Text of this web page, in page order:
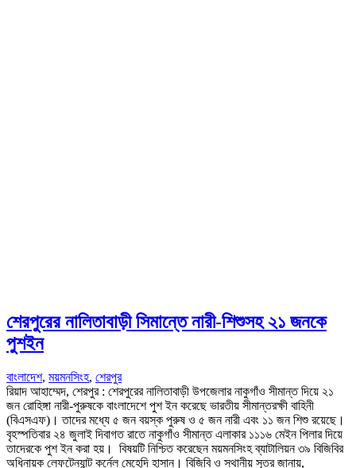
শেরপুরের নালিতাবাড়ী সিমান্তে নারী-শিশুসহ ২১ জনকে
পুশইন
বাংলাদেশ, ময়মনসিংহ, শেরপুর
রিয়াদ আহাম্মেদ, শেরপুর : শেরপুরের নালিতাবাড়ী উপজেলার নাকুগাঁও সীমান্ত দিয়ে ২১
জন রোহিঙ্গা নারী-পুরুষকে বাংলাদেশে পুশ ইন করেছে ভারতীয় সীমান্তরক্ষী বাহিনী
(বিএসএফ)। তাদের মধ্যে ৫ জন বয়স্ক পুরুষ ও ৫ জন নারী এবং ১১ জন শিশু রয়েছে।
বৃহস্পতিবার ২৪ জুলাই দিবাগত রাতে নাকুগাঁও সীমান্ত এলাকার ১১১৬ মেইন পিলার দিয়ে
তাদেরকে পুশ ইন করা হয়। বিষয়টি নিশ্চিত করেছেন ময়মনসিংহ ব্যাটালিয়ন ৩৯ বিজিবির
অধিনায়ক লেফটেন্যান্ট কর্নেল মেহেদি হাসান। বিজিবি ও স্থানীয় সূত্র জানায়,